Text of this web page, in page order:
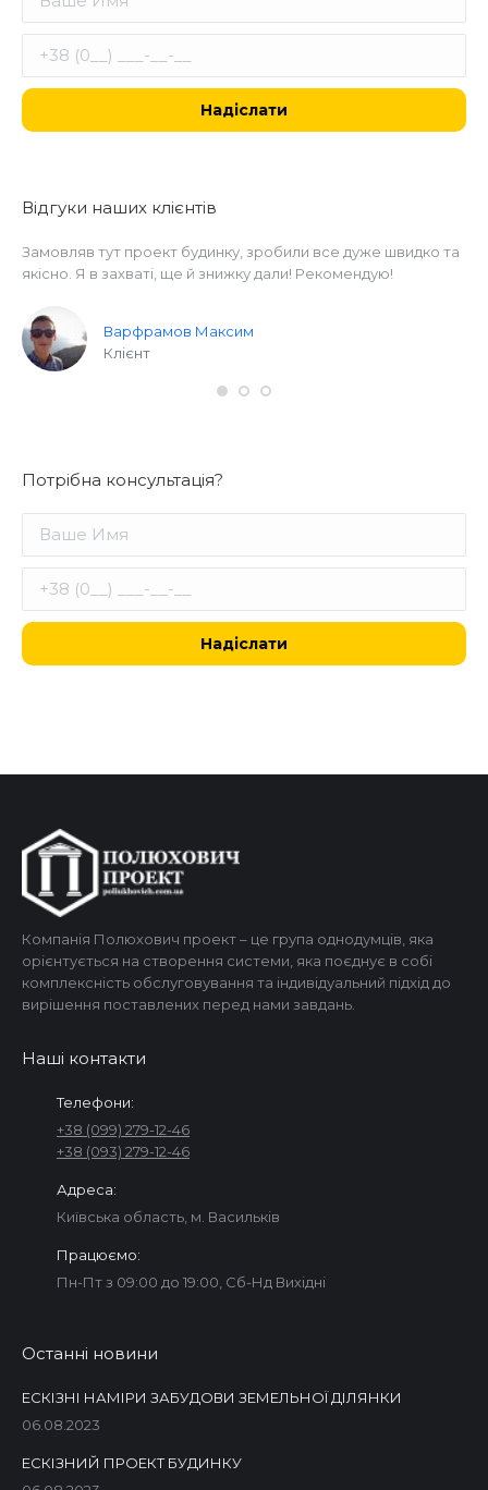
Відгуки наших клієнтів
Замовляв тут проект будинку, зробили все дуже швидко та
якісно. Я в захваті, ще й знижку дали! Рекомендую!
Варфрамов Максим
Клієнт
Потрібна консультація?
Компанія Полюхович проект – це група однодумців, яка
орієнтується на створення системи, яка поєднує в собі
комплексність обслуговування та індивідуальний підхід до
вирішення поставлених перед нами завдань.
Наші контакти
Телефони:
+38 (099) 279-12-46
+38 (093) 279-12-46
Адреса:
Київська область, м. Васильків
Працюємо:
Пн-Пт з 09:00 до 19:00, Сб-Нд Вихідні
Останні новини
ЕСКІЗНІ НАМІРИ ЗАБУДОВИ ЗЕМЕЛЬНОЇ ДІЛЯНКИ
06.08.2023
ЕСКІЗНИЙ ПРОЕКТ БУДИНКУ